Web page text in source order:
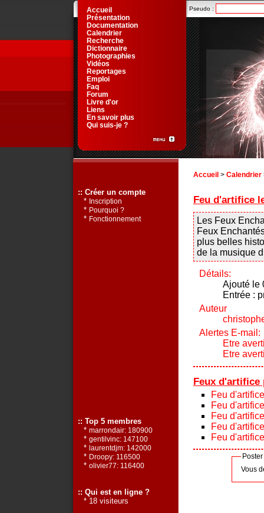
Accueil > Calendrier
Feu d'artifice
Les Feux
Feux
plus belles
de la musique
Détails:
Ajouté le
Entrée :
Auteur
Alertes E-mail:
Etre
Etre
Feux d'artifice
Feu
Feu
Feu
Feu
Feu
Vous
Pseudo :
Accueil
Présentation
Documentation
Calendrier
Recherche
Dictionnaire
Photographies
Vidéos
Reportages
Emploi
Faq
Forum
Livre d'or
Liens
En savoir plus
Qui suis-je ?
:: Créer un compte
* Inscription
* Pourquoi ?
* Fonctionnement
:: Top 5 membres
* marrondair: 180900
* gentilvinc: 147100
* laurentdjm: 142000
* Droopy: 116500
* olivier77: 116400
:: Qui est en ligne ?
* 18 visiteurs